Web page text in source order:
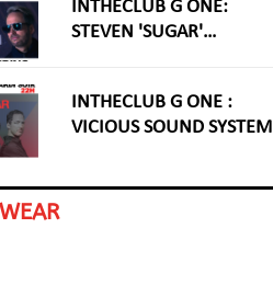
INTHECLUB G ONE:
STEVEN 'SUGAR'
INTHECLUB G ONE :
VICIOUS SOUND SYSTEM